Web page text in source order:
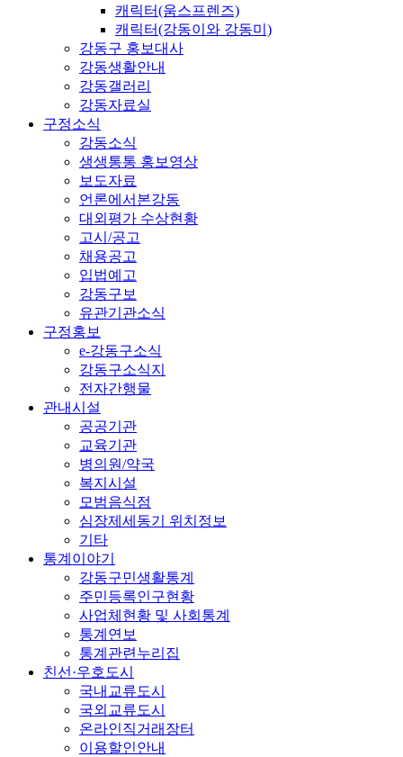
캐릭터(움스프렌즈)
캐릭터(강동이와 강동미)
강동구 홍보대사
강동생활안내
강동갤러리
강동자료실
구정소식
강동소식
생생통통 홍보영상
보도자료
언론에서본강동
대외평가 수상현황
고시/공고
채용공고
입법예고
강동구보
유관기관소식
구정홍보
e-강동구소식
강동구소식지
전자간행물
관내시설
공공기관
교육기관
병의원/약국
복지시설
모범음식점
심장제세동기 위치정보
기타
통계이야기
강동구민생활통계
주민등록인구현황
사업체현황 및 사회통계
통계연보
통계관련누리집
친선·우호도시
국내교류도시
국외교류도시
온라인직거래장터
이용할인안내